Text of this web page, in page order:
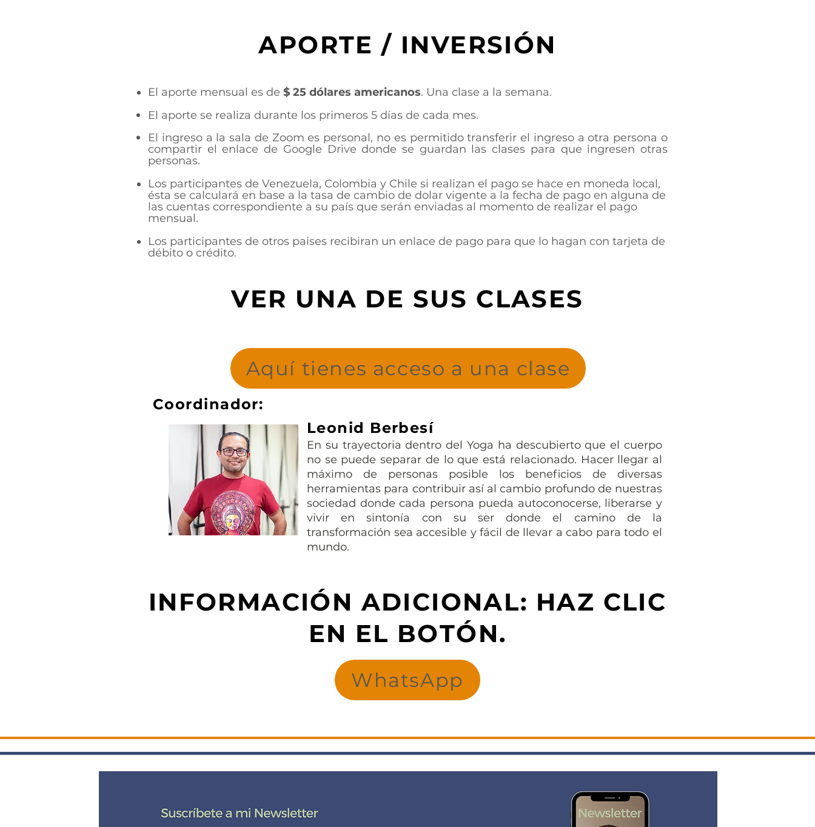
APORTE / INVERSIÓN
El aporte mensual es de $ 25 dólares americanos. Una clase a la semana.
El aporte se realiza durante los primeros 5 días de cada mes.
El ingreso a la sala de Zoom es personal, no es permitido transferir el ingreso a otra persona o
compartir el enlace de Google Drive donde se guardan las clases para que ingresen otras
personas.
Los participantes de Venezuela, Colombia y Chile si realizan el pago se hace en moneda local,
ésta se calculará en base a la tasa de cambio de dolar vigente a la fecha de pago en alguna de
las cuentas correspondiente a su país que serán enviadas al momento de realizar el pago
mensual.
Los participantes de otros paises recibiran un enlace de pago para que lo hagan con tarjeta de
débito o crédito.
VER UNA DE SUS CLASES
Aquí tienes acceso a una clase
Coordinador:
Leonid Berbesí
En su trayectoria dentro del Yoga ha descubierto que el cuerpo
no se puede separar de lo que está relacionado. Hacer llegar al
máximo de personas posible los beneficios de diversas
herramientas para contribuir así al cambio profundo de nuestras
sociedad donde cada persona pueda autoconocerse, liberarse y
vivir en sintonía con su ser donde el camino de la
transformación sea accesible y fácil de llevar a cabo para todo el
mundo.
INFORMACIÓN ADICIONAL: HAZ CLIC
EN EL BOTÓN.
WhatsApp
DE CERCA CON LEONID BERBESI